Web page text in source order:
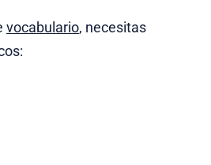
vocabulario, necesitas